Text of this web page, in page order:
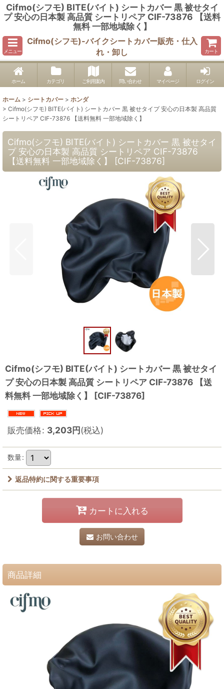
Cifmo(シフモ) BITE(バイト) シートカバー 黒 被せタイ
プ 安心の日本製 高品質 シートリペア CIF-73876 【送料
無料 一部地域除く】
メニュー
Cifmo(シフモ)-バイクシートカバー販売・仕入
れ・卸し
カート
ホーム カテゴリ ご利用案内 問い合わせ マイページ ログイン
ホーム > シートカバー > ホンダ
> Cifmo(シフモ) BITE(バイト) シートカバー 黒 被せタイプ 安心の日本製 高品質
シートリペア CIF-73876 【送料無料 一部地域除く】
Cifmo(シフモ) BITE(バイト) シートカバー 黒 被せタイ
プ 安心の日本製 高品質 シートリペア CIF-73876
【送料無料 一部地域除く】
[CIF-73876]
Cifmo(シフモ) BITE(バイト) シートカバー 黒 被せタイ
プ 安心の日本製 高品質 シートリペア CIF-73876 【送
料無料 一部地域除く】
[CIF-73876]
販売価格: 3,203円(税込)
数量:
返品特約に関する重要事項
カートに入れる
お問い合わせ
商品詳細